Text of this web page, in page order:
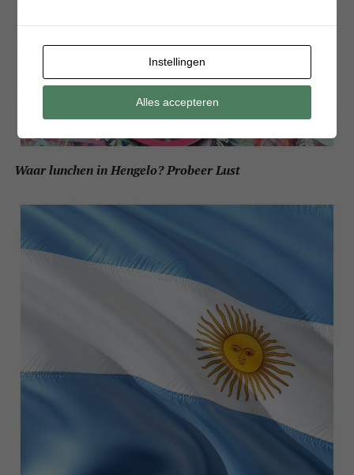
Waar lunchen in Hengelo? Probeer Lust
Instellingen
Alles accepteren